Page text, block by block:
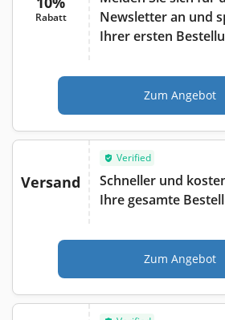
Rabatt
Newsletter an und
Ihrer ersten
Zum Angebot
Versand
Verified
Schneller und
Ihre gesamte
Zum Angebot